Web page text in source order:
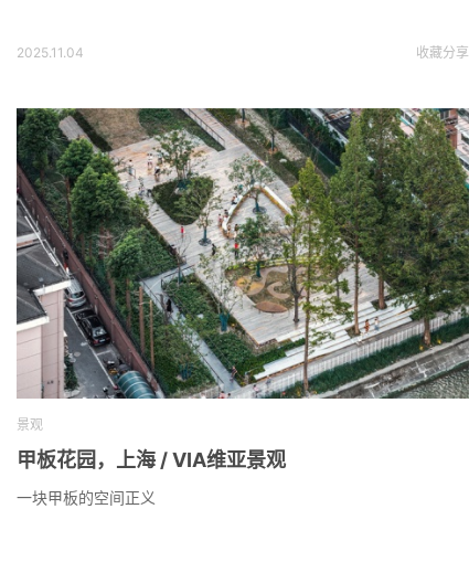
2025.11.04 收藏分享
景观
甲板花园，上海 / VIA维亚景观
一块甲板的空间正义